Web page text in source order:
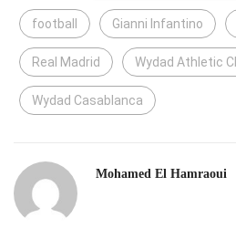
football Gianni Infantino
Real Madrid Wydad Athletic
Wydad Casablanca
Mohamed El Hamraoui